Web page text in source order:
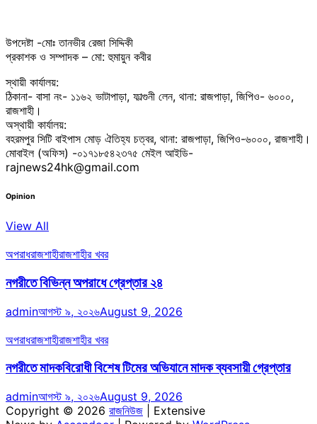
উপদেষ্টা -মোঃ তানভীর রেজা সিদ্দিকী
প্রকাশক ও সম্পাদক – মো: হুমায়ুন কবীর
স্থায়ী কার্যালয়:
ঠিকানা- বাসা নং- ১১৬২ ভাটাপাড়া, ফাল্গুনী লেন, থানা: রাজপাড়া, জিপিও- ৬০০০,
রাজশাহী।
অস্থায়ী কার্যালয়:
বহরমপুর সিটি বাইপাস মোড় ঐতিহ্য চত্বর, থানা: রাজপাড়া, জিপিও-৬০০০, রাজশাহী।
মোবাইল (অফিস) -০১৭১৮৫৪২৩৭৫ মেইল আইডি-
rajnews24hk@gmail.com
Opinion
View All
অপরাধরাজশাহীরাজশাহীর খবর
নগরীতে বিভিন্ন অপরাধে গ্রেপ্তার ২৪
adminআগস্ট ৯, ২০২৬August 9, 2026
অপরাধরাজশাহীরাজশাহীর খবর
নগরীতে মাদকবিরোধী বিশেষ টিমের অভিযানে মাদক ব্যবসায়ী গ্রেপ্তার
adminআগস্ট ৯, ২০২৬August 9, 2026
Copyright © 2026 রাজনিউজ | Extensive